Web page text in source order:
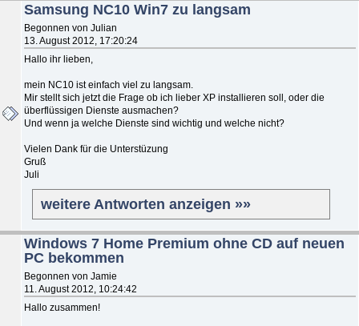
Samsung NC10 Win7 zu langsam
Begonnen von Julian
13. August 2012, 17:20:24
Hallo ihr lieben,
mein NC10 ist einfach viel zu langsam.
Mir stellt sich jetzt die Frage ob ich lieber XP installieren soll, oder die
überflüssigen Dienste ausmachen?
Und wenn ja welche Dienste sind wichtig und welche nicht?
Vielen Dank für die Unterstüzung
Gruß
Juli
weitere Antworten anzeigen »»
Windows 7 Home Premium ohne CD auf neuen
PC bekommen
Begonnen von Jamie
11. August 2012, 10:24:42
Hallo zusammen!